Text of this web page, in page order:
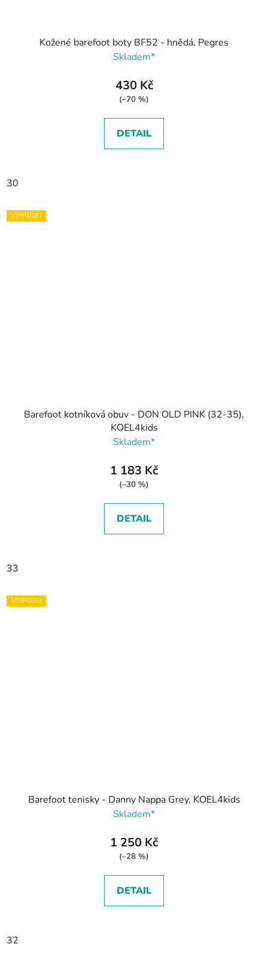
Kožené barefoot boty BF52 - hnědá, Pegres
Skladem*
430 Kč
(–70 %)
DETAIL
30
VÝPRODEJ
Barefoot kotníková obuv - DON OLD PINK (32-35),
KOEL4kids
Skladem*
1 183 Kč
(–30 %)
DETAIL
33
VÝPRODEJ
Barefoot tenisky - Danny Nappa Grey, KOEL4kids
Skladem*
1 250 Kč
(–28 %)
DETAIL
32